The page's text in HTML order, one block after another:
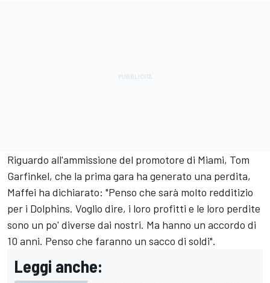
Riguardo all'ammissione del promotore di Miami, Tom
Garfinkel, che la prima gara ha generato una perdita,
Maffei ha dichiarato: "Penso che sarà molto redditizio
per i Dolphins. Voglio dire, i loro profitti e le loro perdite
sono un po' diverse dai nostri. Ma hanno un accordo di
10 anni. Penso che faranno un sacco di soldi".
Leggi anche: